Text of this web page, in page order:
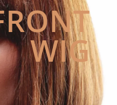
WIG